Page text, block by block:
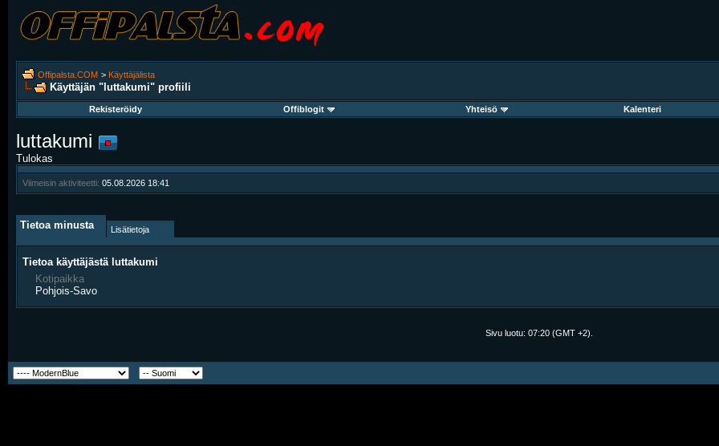
Offipalsta.COM > Käyttäjälista
Käyttäjän "luttakumi" profiili
Rekisteröidy
Offiblogit Yhteisö Kalenteri
luttakumi
Tulokas
Viimeisin aktiviteetti: 05.08.2026 18:41
Tietoa minusta Lisätietoja
Tietoa käyttäjästä luttakumi
Kotipaikka
Pohjois-Savo
Sivu luotu: 07:20 (GMT +2).